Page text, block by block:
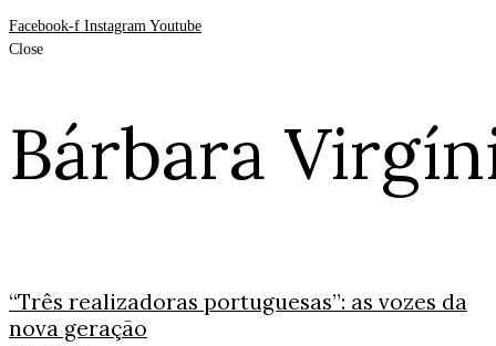
Facebook-f Instagram Youtube
Close
Bárbara
“Três realizadoras portuguesas”: as vozes da
nova geração